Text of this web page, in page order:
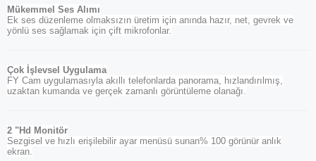
Mükemmel Ses Alımı
Ek ses düzenleme olmaksızın üretim için anında hazır, net, gevrek ve
yönlü ses sağlamak için çift mikrofonlar.
Çok İşlevsel Uygulama
FY Cam uygulamasıyla akıllı telefonlarda panorama, hızlandırılmış,
uzaktan kumanda ve gerçek zamanlı görüntüleme olanağı.
2 "Hd Monitör
Sezgisel ve hızlı erişilebilir ayar menüsü sunan% 100 görünür anlık
ekran.